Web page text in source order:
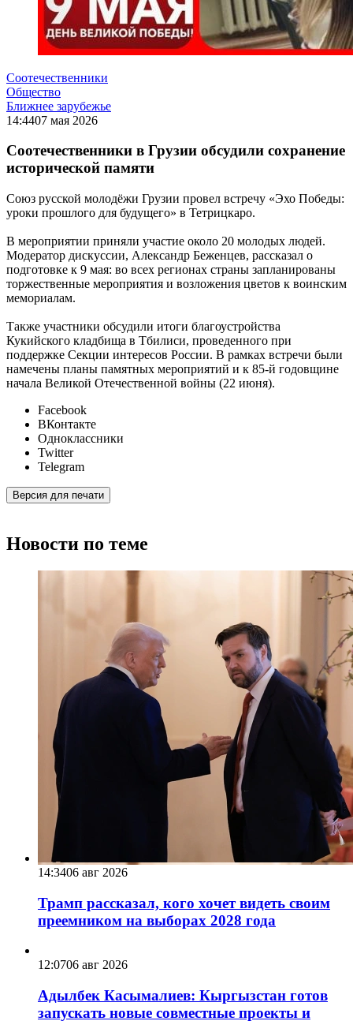
Соотечественники
Общество
Ближнее зарубежье
14:4407 мая 2026
Соотечественники в Грузии обсудили сохранение
исторической памяти
Союз русской молодёжи Грузии провел встречу «Эхо Победы:
уроки прошлого для будущего» в Тетрицкаро.
В мероприятии приняли участие около 20 молодых людей.
Модератор дискуссии, Александр Беженцев, рассказал о
подготовке к 9 мая: во всех регионах страны запланированы
торжественные мероприятия и возложения цветов к воинским
мемориалам.
Также участники обсудили итоги благоустройства
Кукийского кладбища в Тбилиси, проведенного при
поддержке Секции интересов России. В рамках встречи были
намечены планы памятных мероприятий и к 85-й годовщине
начала Великой Отечественной войны (22 июня).
Facebook
ВКонтакте
Одноклассники
Twitter
Telegram
Версия для печати
Новости по теме
14:3406 авг 2026
Трамп рассказал, кого хочет видеть своим
преемником на выборах 2028 года
12:0706 авг 2026
Адылбек Касымалиев: Кыргызстан готов
запускать новые совместные проекты и